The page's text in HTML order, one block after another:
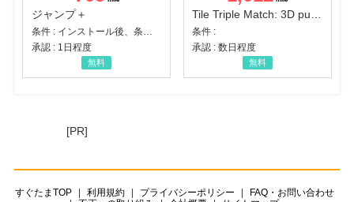
ジャンプ＋
承認 : 1日程度
無料
条件 :
承認 : 数日程度
無料
[PR]
すぐたまTOP 利用規約 プライバシーポリシー
FAQ・お問い合わせ